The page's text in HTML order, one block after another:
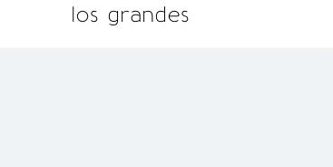
los grandes